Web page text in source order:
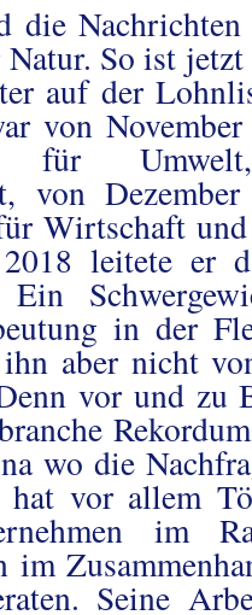
die
So ist
auf der
von
für
von
Wirtschaft
leitete er
Ein
in der
ihn aber nicht
vor und zu
wo die
vor allem
im
im
Seine